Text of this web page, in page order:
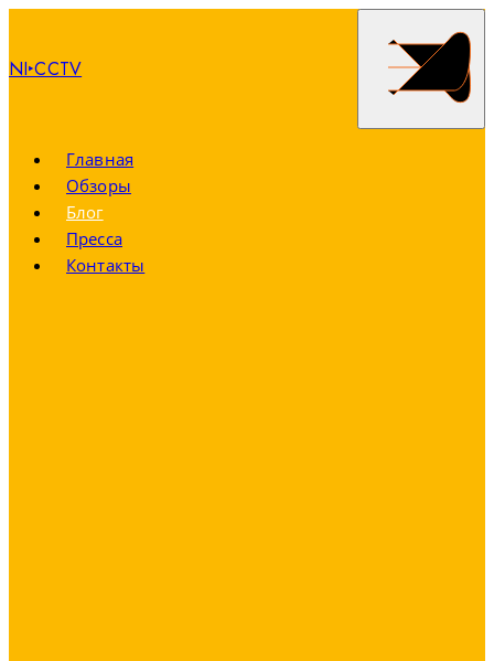
NI‣CCTV
Главная
Обзоры
Блог
Пресса
Контакты